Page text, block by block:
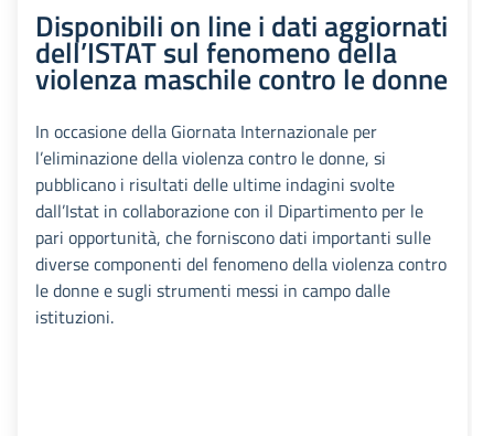
Disponibili on line i dati aggiornati
dell’ISTAT sul fenomeno della
violenza maschile contro le donne
In occasione della Giornata Internazionale per
l’eliminazione della violenza contro le donne, si
pubblicano i risultati delle ultime indagini svolte
dall’Istat in collaborazione con il Dipartimento per le
pari opportunità, che forniscono dati importanti sulle
diverse componenti del fenomeno della violenza contro
le donne e sugli strumenti messi in campo dalle
istituzioni.